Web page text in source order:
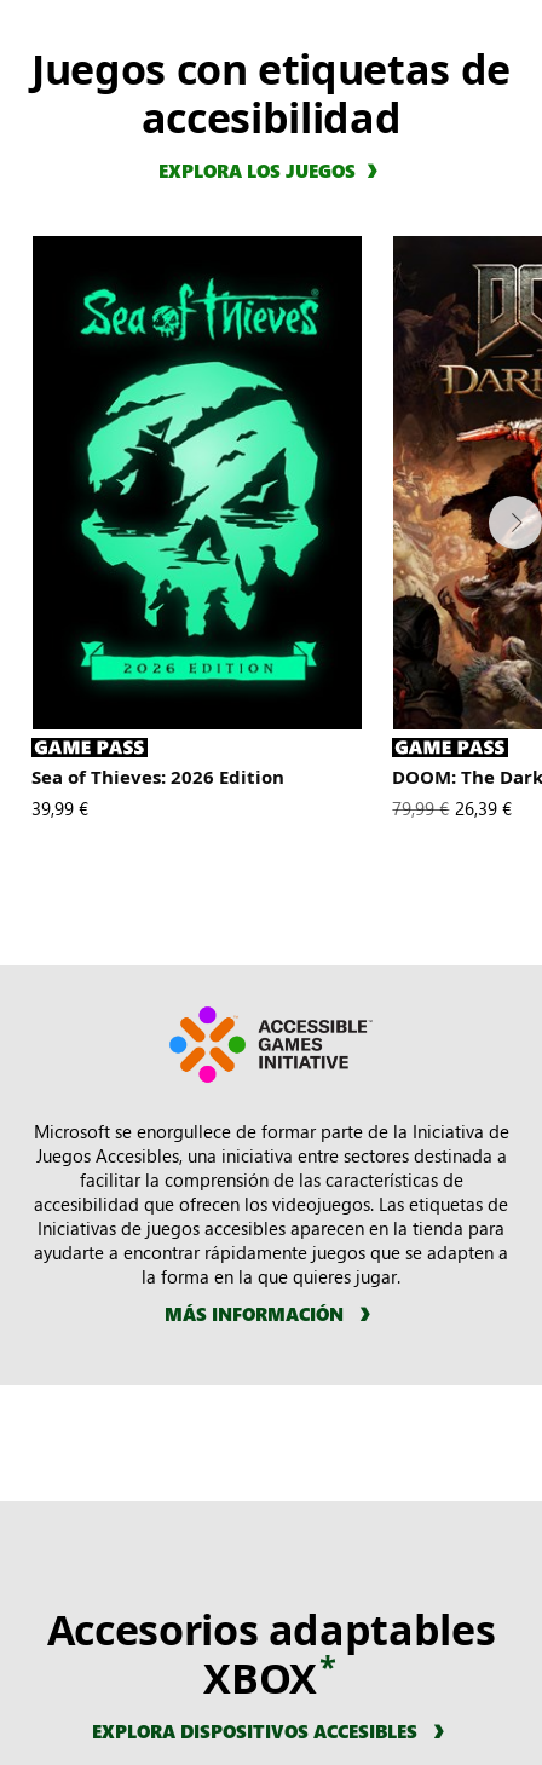
Juegos con etiquetas de
accesibilidad
EXPLORA LOS JUEGOS
Sea of Thieves: 2026 Edition
El nuevo precio es
39,99 €
DOOM: The
El precio original
79,99 €New Price
26,39 €
Microsoft se enorgullece de formar parte de la Iniciativa de
Juegos Accesibles, una iniciativa entre sectores destinada a
facilitar la comprensión de las características de
accesibilidad que ofrecen los videojuegos. Las etiquetas de
Iniciativas de juegos accesibles aparecen en la tienda para
ayudarte a encontrar rápidamente juegos que se adapten a
la forma en la que quieres jugar.
MÁS INFORMACIÓN
Accesorios adaptables
XBOX*
EXPLORA DISPOSITIVOS ACCESIBLES